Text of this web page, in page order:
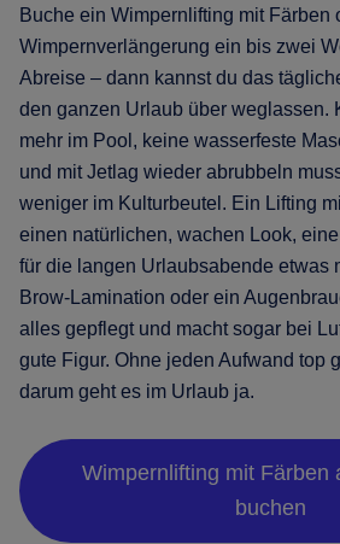
Buche ein Wimpernlifting mit Färben
Wimpernverlängerung ein bis zwei
Abreise – dann kannst du das
den ganzen Urlaub über weglassen.
mehr im Pool, keine wasserfeste
und mit Jetlag wieder abrubbeln
weniger im Kulturbeutel. Ein Lifting
einen natürlichen, wachen Look,
für die langen Urlaubsabende etwas
Brow-Lamination oder ein
alles gepflegt und macht sogar bei
gute Figur. Ohne jeden Aufwand top
darum geht es im Urlaub ja.
Wimpernlifting mit Färben
buchen